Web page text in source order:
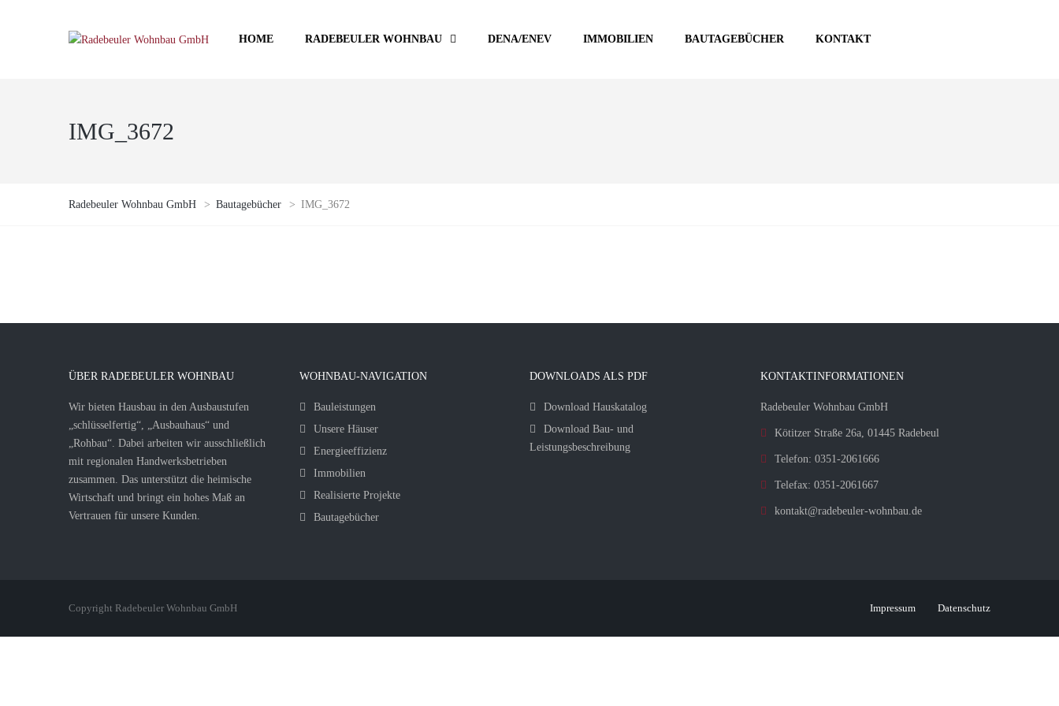
HOME RADEBEULER WOHNBAU DENA/ENEV IMMOBILIEN BAUTAGEBÜCHER KONTAKT
IMG_3672
Radebeuler Wohnbau GmbH > Bautagebücher > IMG_3672
ÜBER RADEBEULER WOHNBAU
Wir bieten Hausbau in den Ausbaustufen
„schlüsselfertig“, „Ausbauhaus“ und
„Rohbau“. Dabei arbeiten wir ausschließlich
mit regionalen Handwerksbetrieben
zusammen. Das unterstützt die heimische
Wirtschaft und bringt ein hohes Maß an
Vertrauen für unsere Kunden.
WOHNBAU-NAVIGATION
Bauleistungen
Unsere Häuser
Energieeffizienz
Immobilien
Realisierte Projekte
Bautagebücher
DOWNLOADS ALS PDF
Download Hauskatalog
Download Bau- und
Leistungsbeschreibung
KONTAKTINFORMATIONEN
Radebeuler Wohnbau GmbH
Kötitzer Straße 26a, 01445 Radebeul
Telefon: 0351-2061666
Telefax: 0351-2061667
kontakt@radebeuler-wohnbau.de
Copyright Radebeuler Wohnbau GmbH Impressum Datenschutz